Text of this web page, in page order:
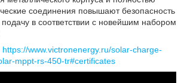
соединения повышают безопасность
в соответствии с новейшим набором
https://www.victronenergy.ru/solar-charge-
mppt-rs-450-tr#certificates